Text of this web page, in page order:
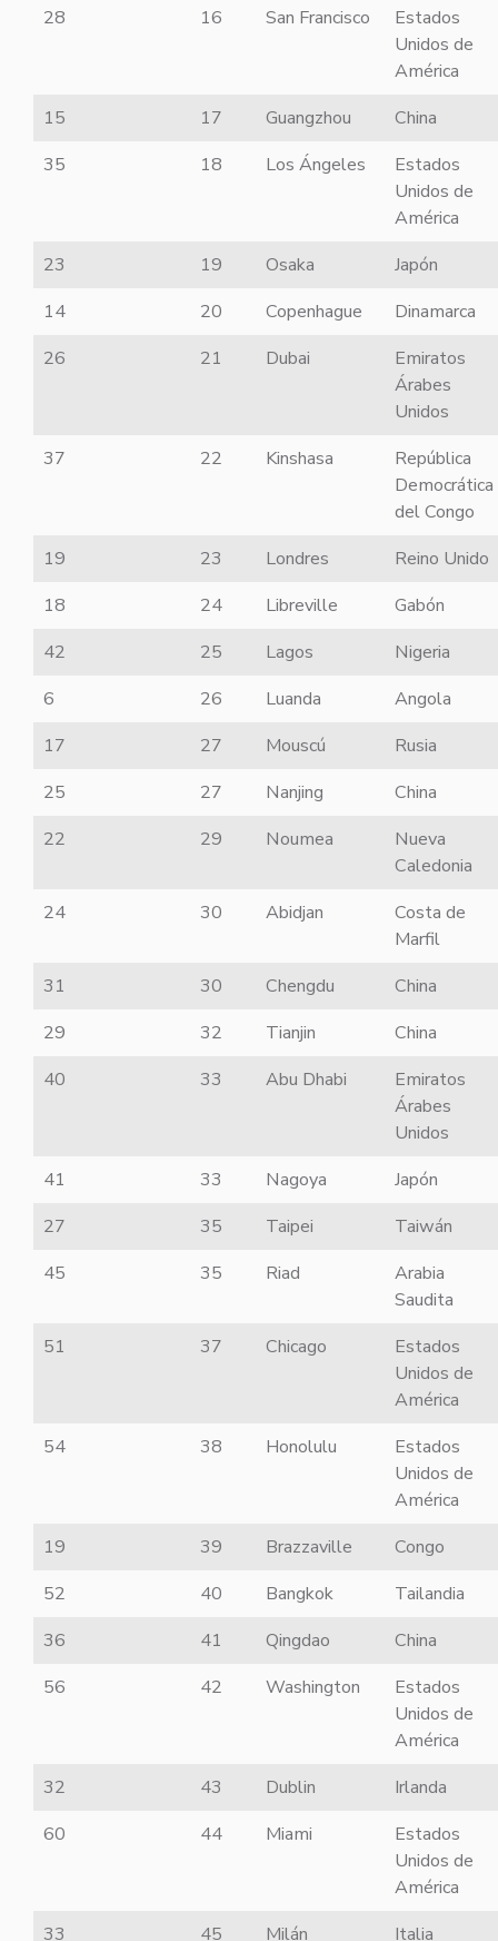
28
16 San Francisco
Estados
Unidos de
América
15
17 Guangzhou
China
35
18 Los Ángeles
Estados
Unidos de
América
23
19 Osaka
Japón
14
20 Copenhague
Dinamarca
26
21 Dubai
Emiratos
Árabes
Unidos
37
22 Kinshasa
República
Democrática
del Congo
19
23 Londres
Reino Unido
18
24 Libreville
Gabón
42
25 Lagos
Nigeria
6
26 Luanda
Angola
17
27 Mouscú
Rusia
25
27 Nanjing
China
22
29 Noumea
Nueva
Caledonia
24
30 Abidjan
Costa de
Marfil
31
30 Chengdu
China
29
32 Tianjin
China
40
33 Abu Dhabi
Emiratos
Árabes
Unidos
41
33 Nagoya
Japón
27
35 Taipei
Taiwán
45
35 Riad
Arabia
Saudita
51
37 Chicago
Estados
Unidos de
América
54
38 Honolulu
Estados
Unidos de
América
19
39 Brazzaville
Congo
52
40 Bangkok
Tailandia
36
41 Qingdao
China
56
42 Washington
Estados
Unidos de
América
32
43 Dublin
Irlanda
60
44 Miami
Estados
Unidos de
América
33
45 Milán Italia